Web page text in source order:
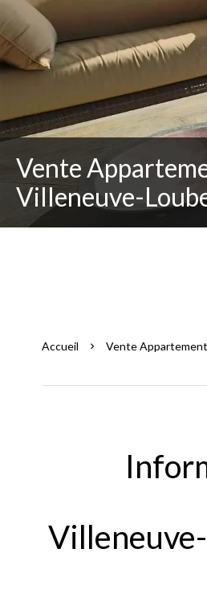
Vente
Villeneuve-
Accueil Vente Appartement